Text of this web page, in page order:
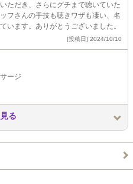
ただき、さらにグチまで聴いていた
フさんの手技も聴きワザも凄い、名
います。ありがとうございました。
[投稿日] 2024/10/10
ージ
る